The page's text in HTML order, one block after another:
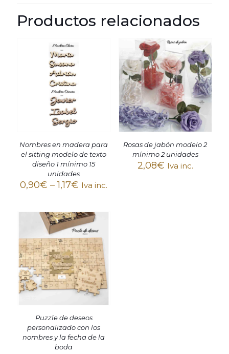
Productos relacionados
Nombres en madera para
el sitting modelo de texto
diseño 1 mínimo 15
unidades
0,90€ –1,17€ Iva inc.
Rosas de jabón modelo 2
mínimo 2 unidades
2,08€ Iva inc.
Puzzle de deseos
personalizado con los
nombres y la fecha de la
boda